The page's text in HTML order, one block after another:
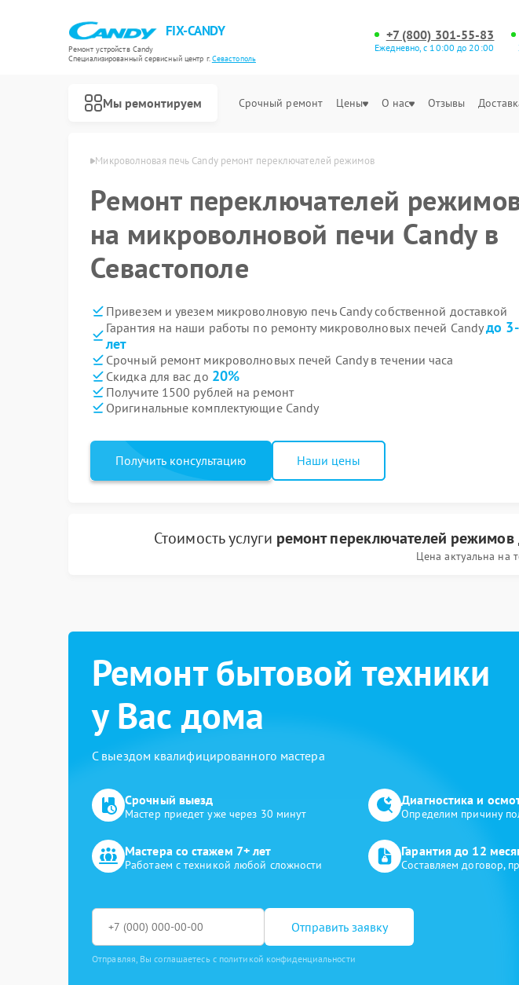
FIX-CANDY
Ремонт устройств Candy
Специализированный cервисный центр г.Севастополь
+7 (800) 301-55-83
Ежедневно, с 10:00 до 20:00
Мы ремонтируем Срочный ремонт Цены О нас Отзывы
в Севастополе Микроволновая печь Candy ремонт переключателей режимов
Ремонт переключателей
на микроволновой печи Candy в
Севастополе
Привезем и увезем микроволновую печь Candy собственной доставкой
Гарантия на наши работы по ремонту микроволновых печей Candyдо
лет
Срочный ремонт микроволновых печей Candy в течении часа
Скидка для вас до 20%
Получите 1500 рублей на ремонт
Оригинальные комплектующие Candy
Получить консультацию Наши цены
Стоимость услуги ремонт переключателей режимов
Цена актуальна на
Ремонт бытовой техники
у Вас дома
С выездом квалифицированного мастера
Срочный выезд
Мастер приедет уже через 30 минут
Диагностика и
Определим причину
Мастера со стажем 7+ лет
Работаем с техникой любой сложности
Гарантия до 12
Составляем договор,
Отправить заявку
Отправляя, Вы соглашаетесь с политикой конфиденциальности